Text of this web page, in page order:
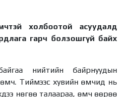
холбоотой асуудалд
гарч болзошгүй байх
нийтийн байрнуудын
өмч. Тиймээс хувийн өмчид нь
нөгөө талаараа, өмч өөрөө